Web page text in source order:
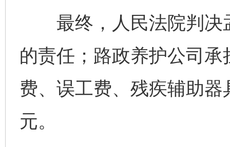
最终，人民法院判决
的责任；路政养护公司
费、误工费、残疾辅助
元。